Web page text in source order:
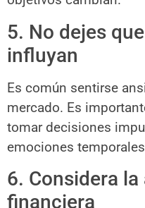
5. No dejes
influyan
Es común sentirse
mercado. Es
tomar decisiones
emociones
6. Considera la
financiera